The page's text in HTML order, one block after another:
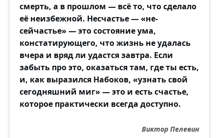
смерть, а в прошлом — всё то, что сделало
её неизбежной. Несчастье — «не-
сейчастье» — это состояние ума,
констатирующего, что жизнь не удалась
вчера и вряд ли удастся завтра. Если
забыть про это, оказаться там, где ты есть,
и, как выразился Набоков, «узнать свой
сегодняшний миг» — это и есть счастье,
которое практически всегда доступно.
Виктор Пелевин